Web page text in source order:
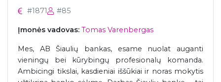
#1871 #85
Įmonės vadovas: Tomas Varenbergas
Mes, AB Šiaulių bankas, esame nuolat auganti
vieningų bei kūrybingų profesionalų komanda.
Ambicingi tikslai, kasdieniai iššūkiai ir noras mokytis